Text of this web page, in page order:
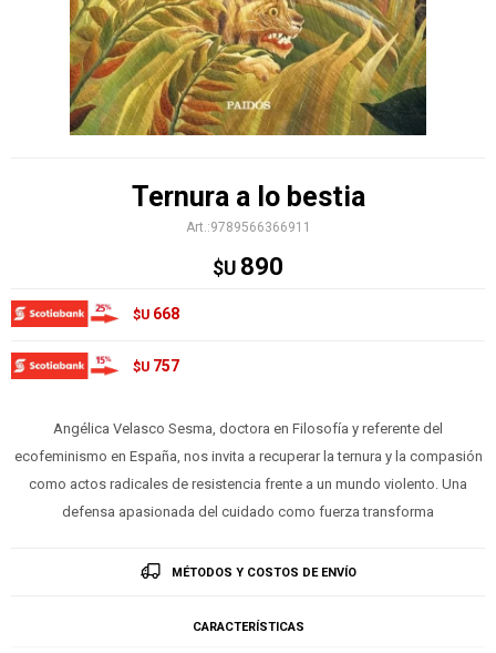
Ternura a lo bestia
9789566366911
$U 890
$U 668
$U 757
Angélica Velasco Sesma, doctora en Filosofía y referente del
ecofeminismo en España, nos invita a recuperar la ternura y la compasión
como actos radicales de resistencia frente a un mundo violento. Una
defensa apasionada del cuidado como fuerza transforma
MÉTODOS Y COSTOS DE ENVÍO
CARACTERÍSTICAS